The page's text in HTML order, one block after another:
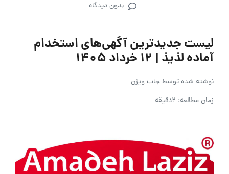
بدون دیدگاه
لیست جدیدترین آگهی‌های استخدام
آماده لذیذ | ۱۲ خرداد ۱۴۰۵
نوشته شده توسطجاب ویژن
زمان مطالعه: 2دقیقه